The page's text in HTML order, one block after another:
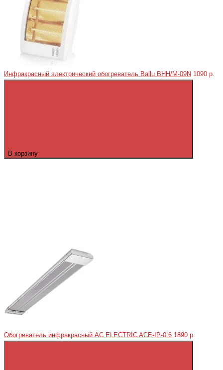
Инфракрасный электрический обогреватель Ballu BHH/M-09N 1090 р.
В корзину
Обогреватель инфракрасный AC ELECTRIC ACE-IP-0.6 1890 р.